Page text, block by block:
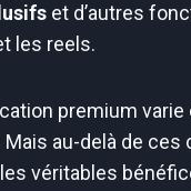
et d’autres
les reels.
premium
Mais au-delà de
véritables